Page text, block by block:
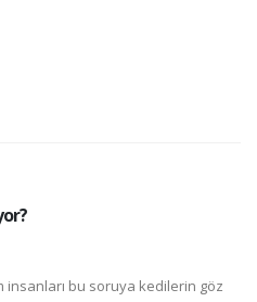
insanları bu soruya kedilerin göz